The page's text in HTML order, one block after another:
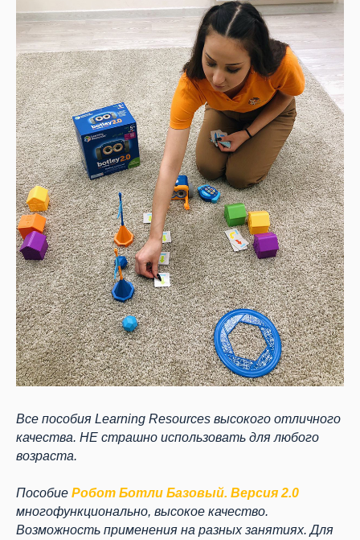
Все пособия Learning Resources высокого отличного
качества. НЕ страшно использовать для любого
возраста.
Пособие Робот Ботли Базовый. Версия 2.0
многофункционально, высокое качество.
Возможность применения на разных занятиях. Для